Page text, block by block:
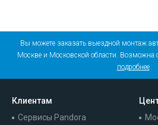
Вы можете заказать выездной монтаж
Москве и Московской области. Возможна
подробнее
Клиентам
Сервисы Pandora